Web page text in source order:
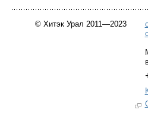
© Хитэк Урал 2011—2023